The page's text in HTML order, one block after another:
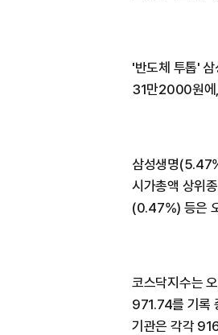
'반도체 투톱'
31만2000원에
삼성생명
시가총액 상위
(0.47%) 등은
코스닥지수는
971.74를 기록
기관은 각각